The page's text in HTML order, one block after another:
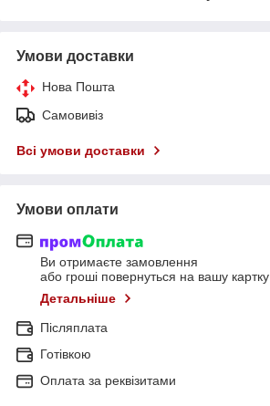
Умови доставки
Нова Пошта
Самовивіз
Всі умови доставки
Умови оплати
Ви отримаєте замовлення
або гроші повернуться на вашу картку
Детальніше
Післяплата
Готівкою
Оплата за реквізитами